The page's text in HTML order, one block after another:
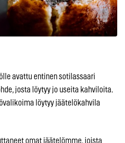
avattu entinen sotilassaari
josta löytyy jo useita kahviloita.
löytyy jäätelökahvila
omat jäätelömme, joista